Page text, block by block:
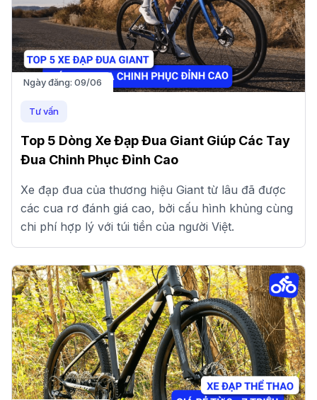
Ngày đăng: 09/06
Tư vấn
Top 5 Dòng Xe Đạp Đua Giant Giúp Các Tay
Đua Chinh Phục Đỉnh Cao
Xe đạp đua của thương hiệu Giant từ lâu đã được
các cua rơ đánh giá cao, bởi cấu hình khủng cùng
chi phí hợp lý với túi tiền của người Việt.